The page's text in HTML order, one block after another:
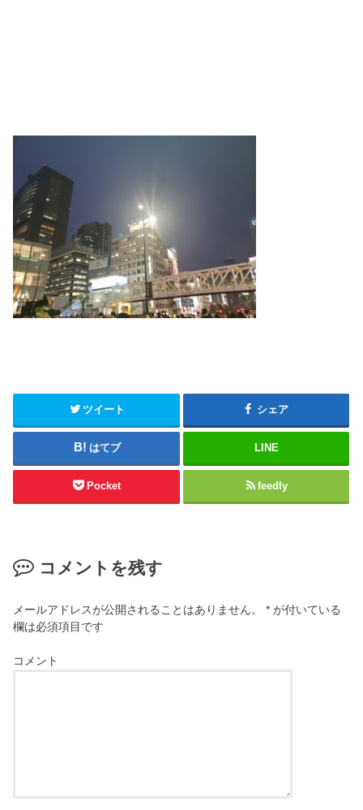
ツイート シェア
はてブ LINE
Pocket feedly
コメントを残す
メールアドレスが公開されることはありません。 * が付いている
欄は必須項目です
コメント